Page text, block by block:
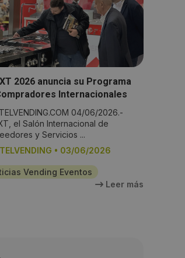
2026 anuncia su Programa
Internacionales
04/06/2026.-
el Salón Internacional de
y Servicios ...
• 03/06/2026
Vending Eventos
Leer más